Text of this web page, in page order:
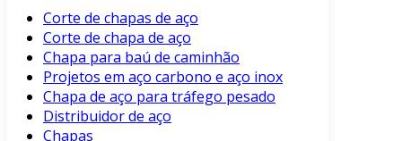
Corte de chapas de aço
Corte de chapa de aço
Chapa para baú de caminhão
Projetos em aço carbono e aço inox
Chapa de aço para tráfego pesado
Distribuidor de aço
Chapas